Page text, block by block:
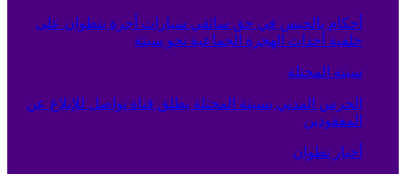
أحكام بالحبس في حق سائقي سيارات أجرة بتطوان على
خلفية أحداث الهجرة الجماعية نحو سبتة
سبته المحتلة
الحرس المدني بسبتة المحتلة يطلق قناة تواصل للإبلاغ عن
المفقودين
أخبار تطوان